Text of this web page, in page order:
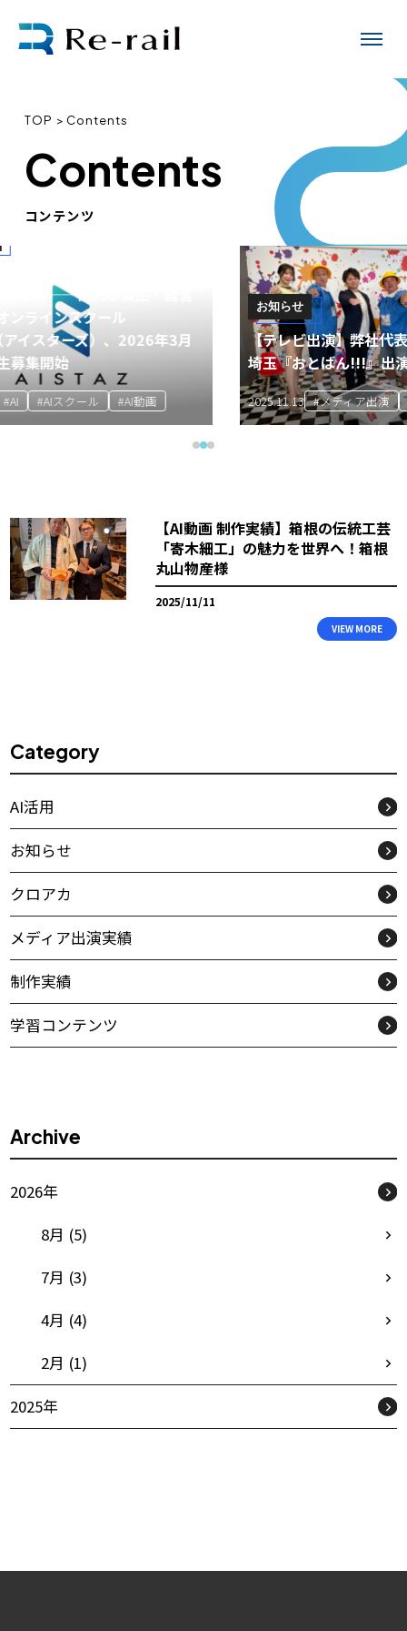
TOP Contents
Contents
コンテンツ
——個人事業主・経営
インスクール
ターズ）、2026年3月
開始
#AIスクール #AI動画
お知らせ
【テレビ出演】弊社代表・
埼玉『おとばん!!!』出演！
2025.11.13 #メディア出演 #代
【AI動画 制作実績】箱根の伝統工芸
「寄木細工」の魅力を世界へ！箱根
丸山物産様
2025/11/11
VIEW MORE
Category
AI活用
お知らせ
クロアカ
メディア出演実績
制作実績
学習コンテンツ
Archive
2026年
8月 (5)
7月 (3)
4月 (4)
2月 (1)
2025年